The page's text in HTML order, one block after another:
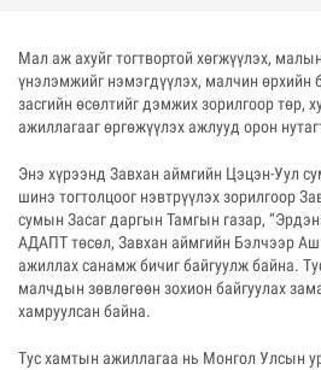
Мал аж ахуйг тогтвортой хөгжүүлэх,
үнэлэмжийг нэмэгдүүлэх, малчин өрхийн
засгийн өсөлтийг дэмжих зорилгоор төр,
ажиллагааг өргөжүүлэх ажлууд орон
Энэ хүрээнд Завхан аймгийн Цэцэн-Уул
шинэ тогтолцоог нэвтрүүлэх зорилгоор
сумын Засаг даргын Тамгын газар,
АДАПТ төсөл, Завхан аймгийн Бэлчээр
ажиллах санамж бичиг байгуулж байна.
малчдын зөвлөгөөн зохион байгуулах
хамруулсан байна.
Тус хамтын ажиллагаа нь Монгол Улсын